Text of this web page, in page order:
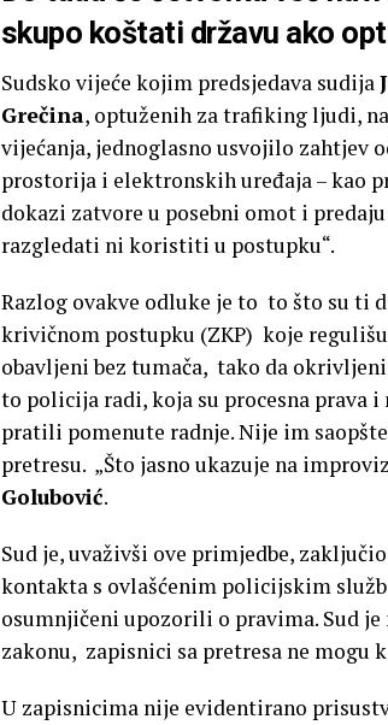
skupo koštati državu ako
Sudsko vijeće kojim predsjedava sudija
Grečina, optuženih za trafiking ljudi,
vijećanja, jednoglasno usvojilo zahtjev
prostorija i elektronskih uređaja – kao
dokazi zatvore u posebni omot i
razgledati ni koristiti u postupku“.
Razlog ovakve odluke je to to što su ti
krivičnom postupku (ZKP) koje
obavljeni bez tumača, tako da
to policija radi, koja su procesna prava
pratili pomenute radnje. Nije im
pretresu. „Što jasno ukazuje na
Golubović.
Sud je, uvaživši ove primjedbe,
kontakta s ovlašćenim policijskim
osumnjičeni upozorili o pravima. Sud je
zakonu, zapisnici sa pretresa ne
U zapisnicima nije evidentirano